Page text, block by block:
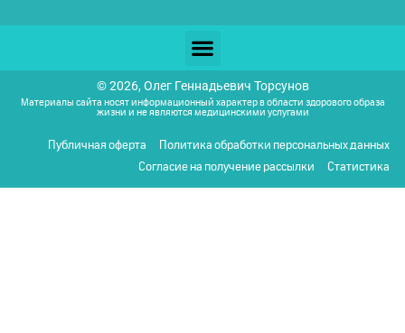
© 2026, Олег Геннадьевич Торсунов
Материалы сайта носят информационный характер в области здорового образа
жизни и не являются медицинскими услугами
Публичная оферта
Политика обработки персональных данных
Согласие на получение рассылки
Статистика